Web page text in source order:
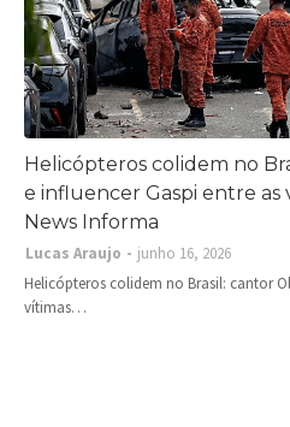
Helicópteros colidem no
e influencer Gaspi entre as
News Informa
Lucas Araujo
junho 16, 2026
Helicópteros colidem no Brasil: cantor
vítimas…